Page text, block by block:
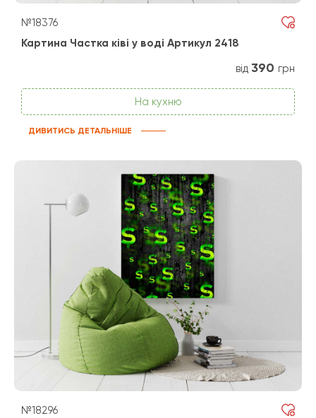
№18376
Картина Частка ківі у воді Артикул 2418
від 390 грн
На кухню
ДИВИТИСЬ ДЕТАЛЬНІШЕ
№18296